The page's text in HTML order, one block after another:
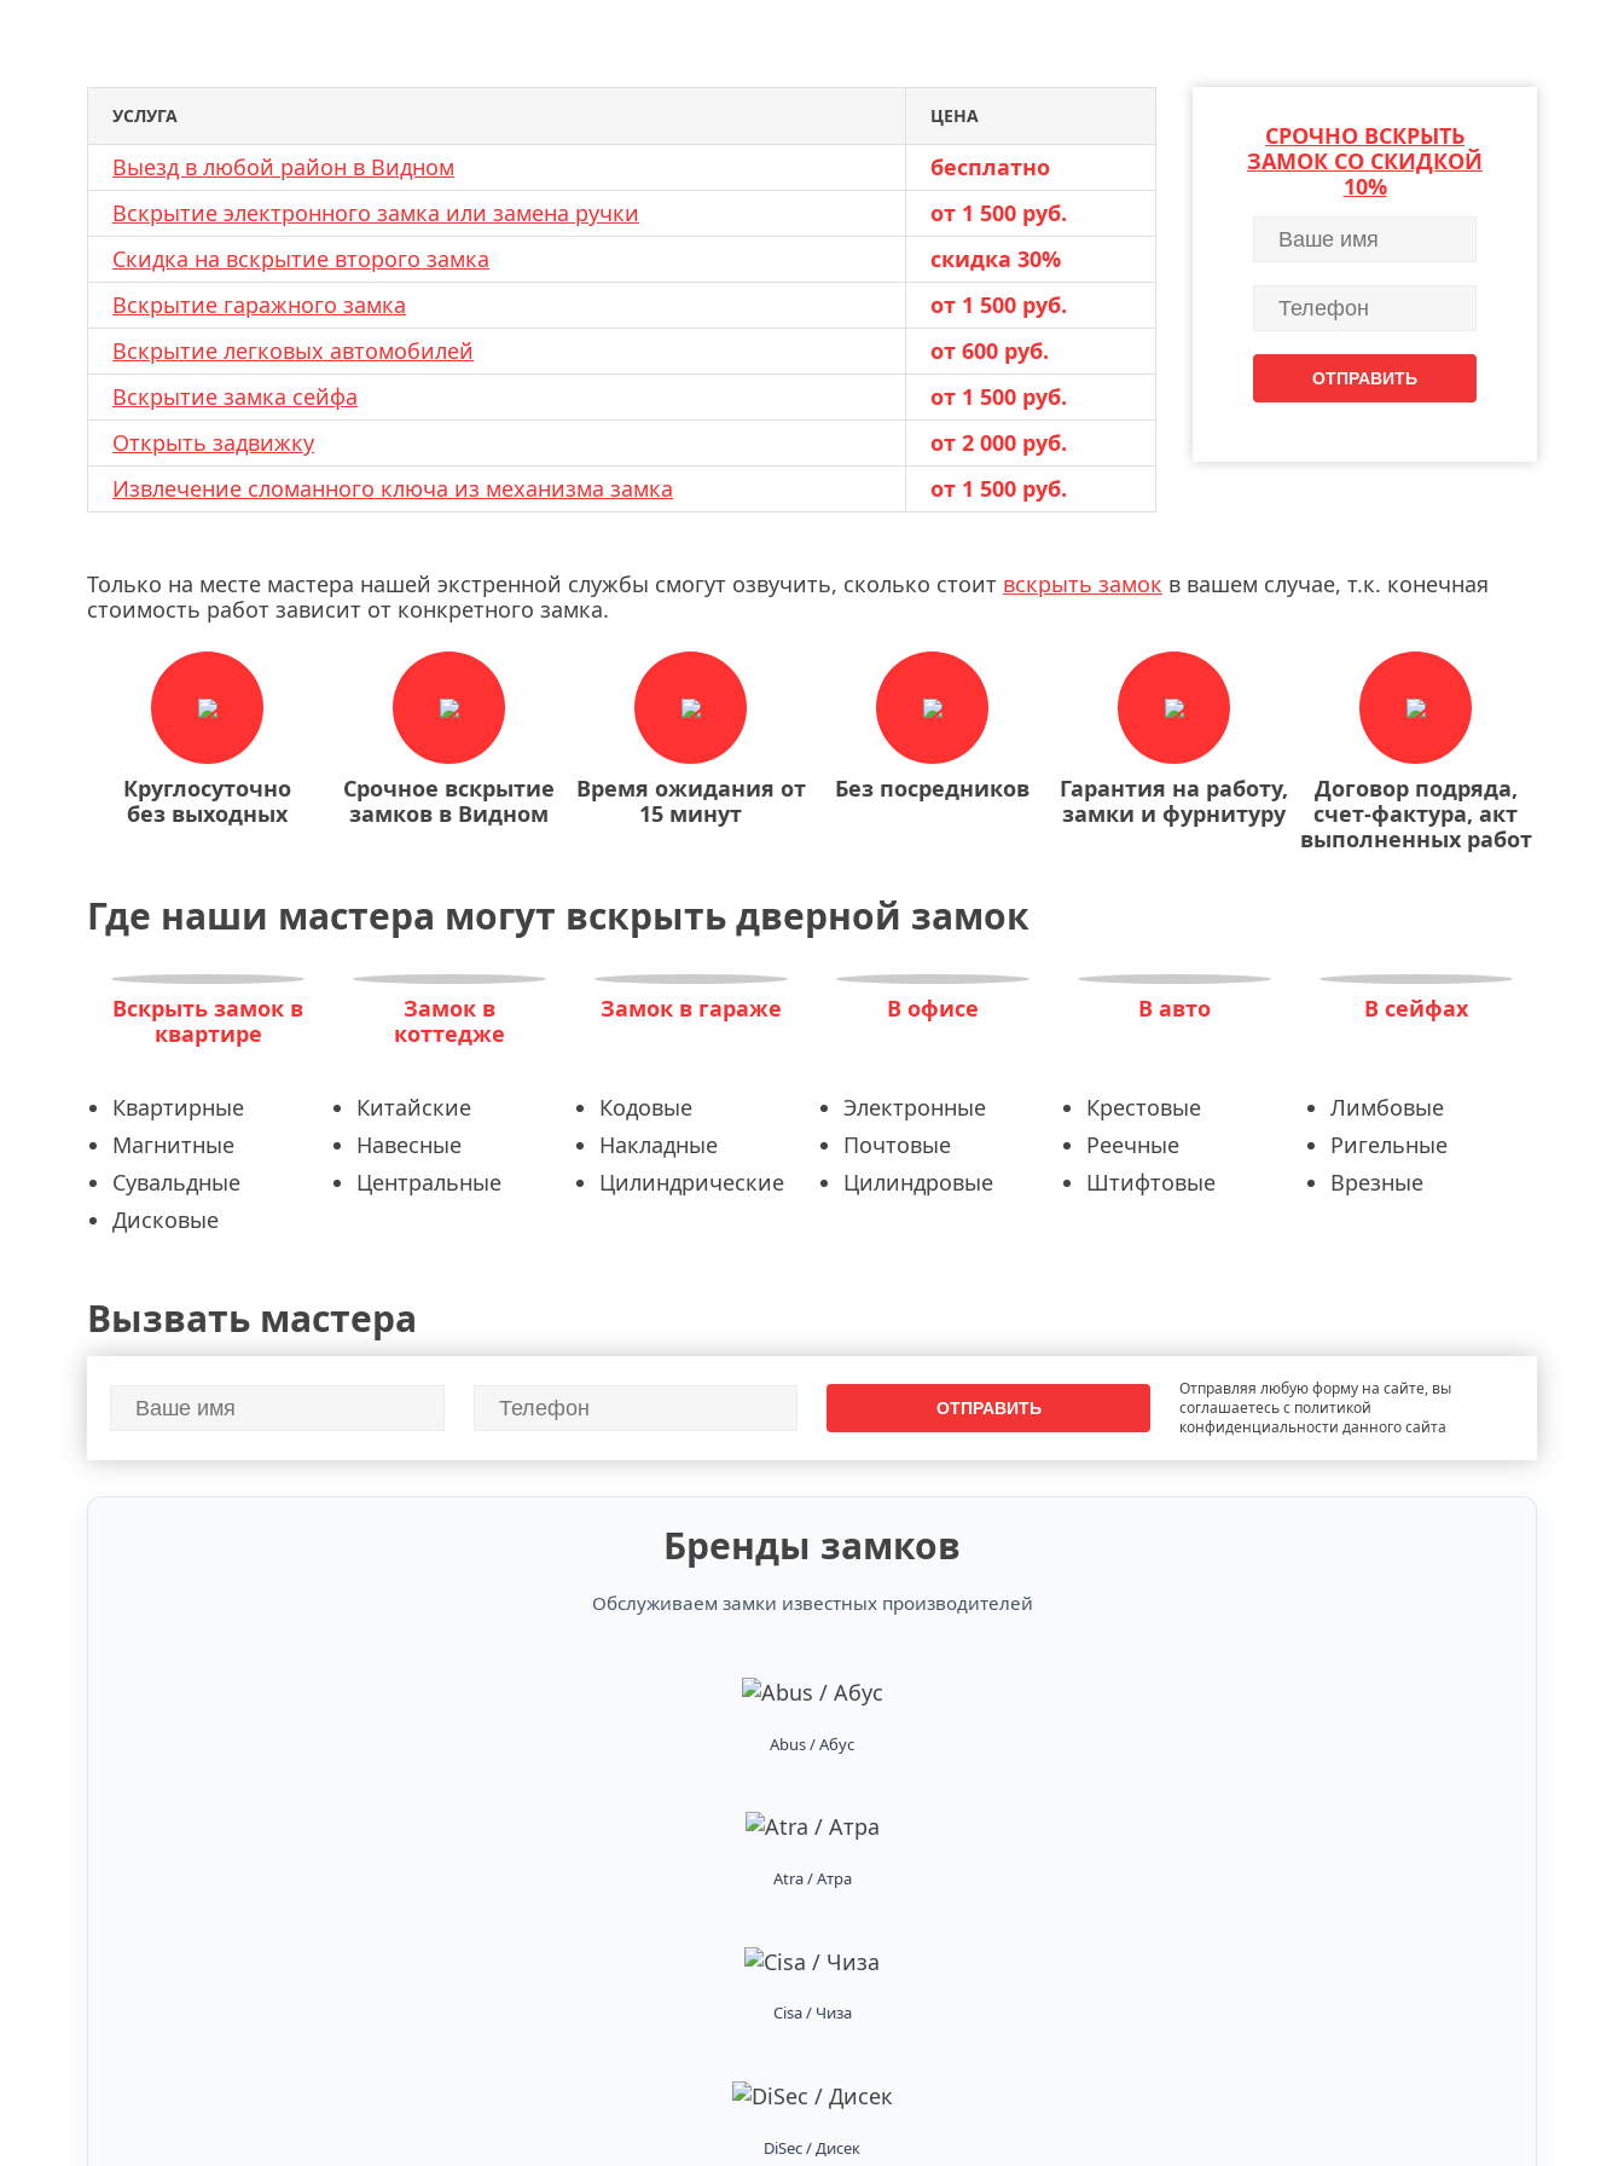
УСЛУГА ЦЕНА
Выезд в любой район в Видном
бесплатно
Вскрытие электронного замка или замена ручки
от 1 500 руб.
Скидка на вскрытие второго замка
скидка 30%
Вскрытие гаражного замка
от 1 500 руб.
Вскрытие легковых автомобилей
от 600 руб.
Вскрытие замка сейфа
от 1 500 руб.
Открыть задвижку
от 2 000 руб.
Извлечение сломанного ключа из механизма замка
от 1 500 руб.
СРОЧНО ВСКРЫТЬ
ЗАМОК СО СКИДКОЙ
10%
Только на месте мастера нашей экстренной службы смогут озвучить, сколько стоит вскрыть замок в вашем случае, т.к. конечная
стоимость работ зависит от конкретного замка.
Круглосуточно
без выходных
Срочное вскрытие
замков в Видном
Время ожидания от
15 минут
Без посредников
Гарантия на работу,
замки и фурнитуру
Договор подряда,
счет-фактура, акт
выполненных работ
Где наши мастера могут вскрыть дверной замок
Вскрыть замок в
квартире
Замок в
коттедже
Замок в гараже В офисе В авто В сейфах
Квартирные Китайские Кодовые Электронные Крестовые
Лимбовые
Магнитные
Навесные Накладные Почтовые Реечные
Ригельные
Сувальдные
Центральные Цилиндрические Цилиндровые Штифтовые
Врезные
Дисковые
Вызвать мастера
Отправляя любую форму на сайте, вы
соглашаетесь с политикой
конфиденциальности данного сайта
Бренды замков
Обслуживаем замки известных производителей
Abus / Абус
Atra / Атра
Cisa / Чиза
DiSec / Дисек